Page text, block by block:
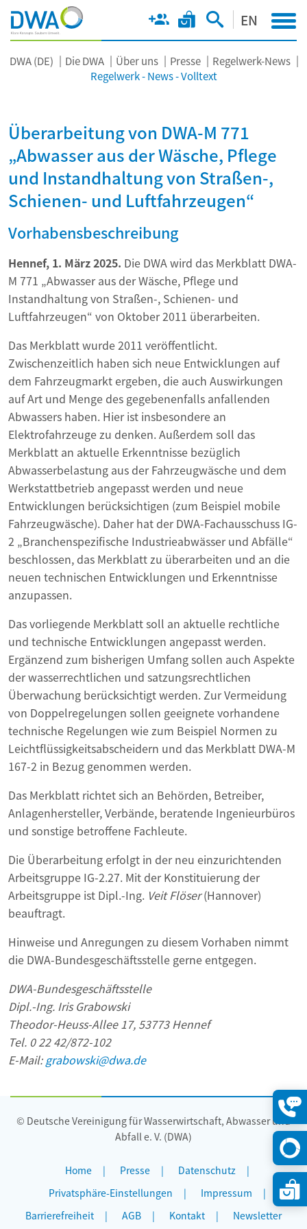
EN
DWA (DE) Die DWA Über uns Presse
Regelwerk-News
Regelwerk - News - Volltext
Überarbeitung von DWA-M 771
„Abwasser aus der Wäsche, Pflege
und Instandhaltung von Straßen-,
Schienen- und Luftfahrzeugen“
Vorhabensbeschreibung
Hennef, 1. März 2025. Die DWA wird das Merkblatt DWA-
M 771 „Abwasser aus der Wäsche, Pflege und
Instandhaltung von Straßen-, Schienen- und
Luftfahrzeugen“ von Oktober 2011 überarbeiten.
Das Merkblatt wurde 2011 veröffentlicht.
Zwischenzeitlich haben sich neue Entwicklungen auf
dem Fahrzeugmarkt ergeben, die auch Auswirkungen
auf Art und Menge des gegebenenfalls anfallenden
Abwassers haben. Hier ist insbesondere an
Elektrofahrzeuge zu denken. Außerdem soll das
Merkblatt an aktuelle Erkenntnisse bezüglich
Abwasserbelastung aus der Fahrzeugwäsche und dem
Werkstattbetrieb angepasst werden und neue
Entwicklungen berücksichtigen (zum Beispiel mobile
Fahrzeugwäsche). Daher hat der DWA-Fachausschuss IG-
2 „Branchenspezifische Industrieabwässer und Abfälle“
beschlossen, das Merkblatt zu überarbeiten und an die
neuen technischen Entwicklungen und Erkenntnisse
anzupassen.
Das vorliegende Merkblatt soll an aktuelle rechtliche
und technische Entwicklungen angepasst werden.
Ergänzend zum bisherigen Umfang sollen auch Aspekte
der wasserrechtlichen und satzungsrechtlichen
Überwachung berücksichtigt werden. Zur Vermeidung
von Doppelregelungen sollen geeignete vorhandene
technische Regelungen wie zum Beispiel Normen zu
Leichtflüssigkeitsabscheidern und das Merkblatt DWA-M
167-2 in Bezug genommen werden.
Das Merkblatt richtet sich an Behörden, Betreiber,
Anlagenhersteller, Verbände, beratende Ingenieurbüros
und sonstige betroffene Fachleute.
Die Überarbeitung erfolgt in der neu einzurichtenden
Arbeitsgruppe IG-2.27. Mit der Konstituierung der
Arbeitsgruppe ist Dipl.-Ing. Veit Flöser(Hannover)
beauftragt.
Hinweise und Anregungen zu diesem Vorhaben nimmt
die DWA-Bundesgeschäftsstelle gerne entgegen.
DWA-Bundesgeschäftsstelle
Dipl.-Ing. Iris Grabowski
Theodor-Heuss-Allee 17, 53773 Hennef
Tel. 0 22 42/872-102
E-Mail:grabowski@dwa.de
© Deutsche Vereinigung für Wasserwirtschaft, Abwasser und
Abfall e. V. (DWA)
Home Presse
Datenschutz
Privatsphäre-Einstellungen
Impressum
Barrierefreiheit
AGB Kontakt Newsletter